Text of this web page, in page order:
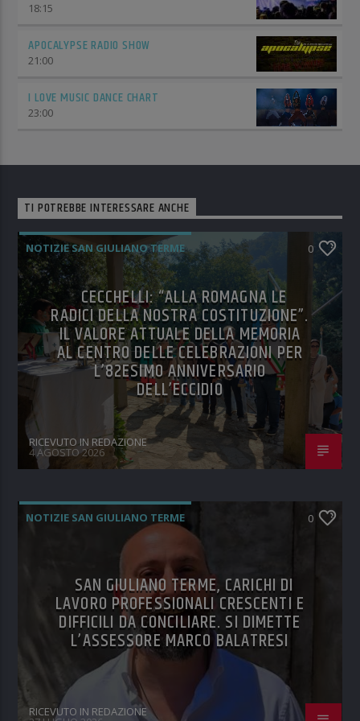
18:15
APOCALYPSE RADIO SHOW
21:00
I LOVE MUSIC DANCE CHART
23:00
TI POTREBBE INTERESSARE ANCHE
NOTIZIE SAN GIULIANO TERME 0
CECCHELLI: “ALLA ROMAGNA LE
RADICI DELLA NOSTRA COSTITUZIONE”.
IL VALORE ATTUALE DELLA MEMORIA
AL CENTRO DELLE CELEBRAZIONI PER
L’82ESIMO ANNIVERSARIO
DELL’ECCIDIO
RICEVUTO IN REDAZIONE
4 AGOSTO 2026
NOTIZIE SAN GIULIANO TERME 0
SAN GIULIANO TERME, CARICHI DI
LAVORO PROFESSIONALI CRESCENTI E
DIFFICILI DA CONCILIARE. SI DIMETTE
L’ASSESSORE MARCO BALATRESI
RICEVUTO IN REDAZIONE